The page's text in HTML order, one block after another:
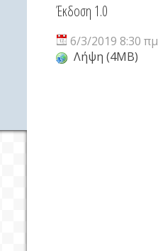
Έκδοση 1.0
6/3/2019 8:30 πμ
Λήψη (4MB)